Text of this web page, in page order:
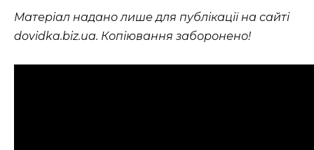
Матеріал надано лише для публікації на сайті
dovidka.biz.ua. Копіювання заборонено!